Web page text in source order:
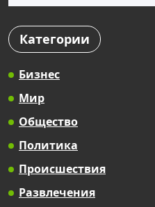
Категории
Бизнес
Мир
Общество
Политика
Происшествия
Развлечения